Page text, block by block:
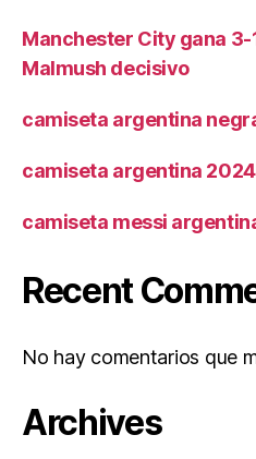
Manchester City gana 3-
Malmush decisivo
camiseta argentina
camiseta argentina 2024
camiseta messi
Recent
No hay comentarios que
Archives